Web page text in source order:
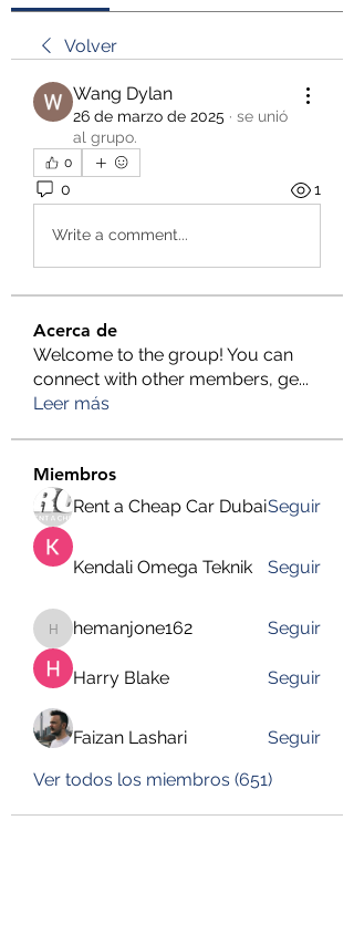
Volver
Wang Dylan
26 de marzo de 2025 · se unió
al grupo.
0
0 1
Write a comment...
Acerca de
Welcome to the group! You can
connect with other members, ge...
Leer más
Miembros
Rent a Cheap Car DubaiSeguir
Kendali Omega Teknik Seguir
hemanjone162
hemanjone162 Seguir
Harry Blake Seguir
Faizan Lashari
Seguir
Ver todos los miembros (651)